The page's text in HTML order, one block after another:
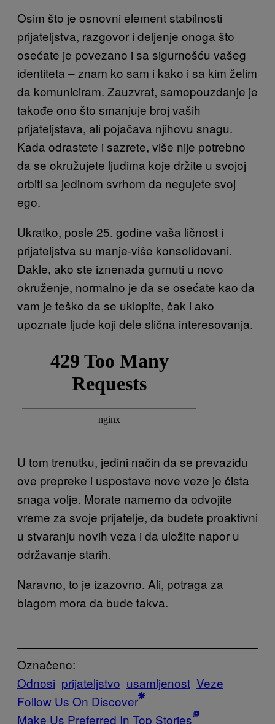
Osim što je osnovni element stabilnosti
prijateljstva, razgovor i deljenje onoga što
osećate je povezano i sa sigurnošću vašeg
identiteta – znam ko sam i kako i sa kim želim
da komuniciram. Zauzvrat, samopouzdanje je
takođe ono što smanjuje broj vaših
prijateljstava, ali pojačava njihovu snagu.
Kada odrastete i sazrete, više nije potrebno
da se okružujete ljudima koje držite u svojoj
orbiti sa jedinom svrhom da negujete svoj
ego.
Ukratko, posle 25. godine vaša ličnost i
prijateljstva su manje-više konsolidovani.
Dakle, ako ste iznenada gurnuti u novo
okruženje, normalno je da se osećate kao da
vam je teško da se uklopite, čak i ako
upoznate ljude koji dele slična interesovanja.
U tom trenutku, jedini način da se prevaziđu
ove prepreke i uspostave nove veze je čista
snaga volje. Morate namerno da odvojite
vreme za svoje prijatelje, da budete proaktivni
u stvaranju novih veza i da uložite napor u
održavanje starih.
Naravno, to je izazovno. Ali, potraga za
blagom mora da bude takva.
Označeno:
Odnosi prijateljstvo usamljenost Veze
Follow Us On Discover
Make Us Preferred In Top Stories